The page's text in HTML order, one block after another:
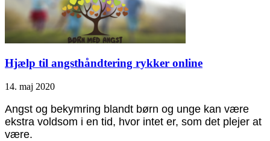
Hjælp til angsthåndtering rykker online
14. maj 2020
Angst og bekymring blandt børn og unge kan være
ekstra voldsom i en tid, hvor intet er, som det plejer at
være.